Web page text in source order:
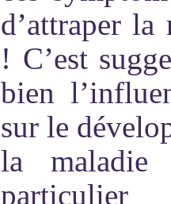
d’attraper la
! C’est
bien
sur le
la maladie